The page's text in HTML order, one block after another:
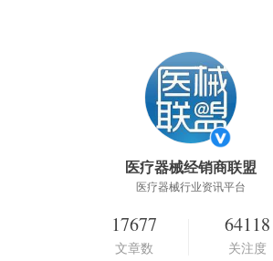
医疗器械经销商联盟
医疗器械行业资讯平台
17677
文章数
64118
关注度